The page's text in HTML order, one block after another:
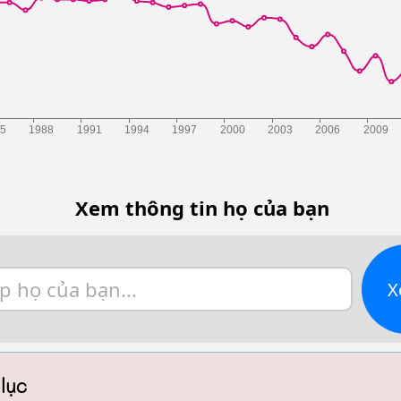
Xem thông tin họ của bạn